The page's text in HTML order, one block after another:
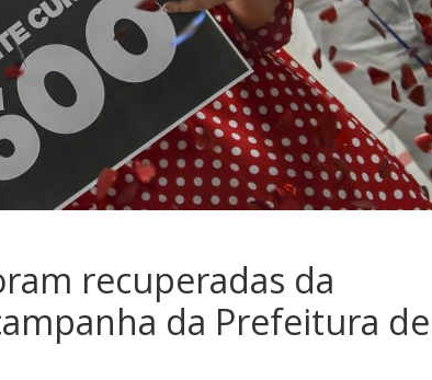
recuperadas da
da Prefeitura de